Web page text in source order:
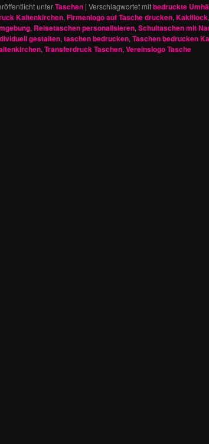
unterTaschen | Verschlagwortet mitbedruckte
Kaltenkirchen, Firmenlogo auf Tasche drucken, Kakiflock,
, Reisetaschen personalisieren, Schultaschen mit
gestalten, taschen bedrucken, Taschen bedrucken
, Transferdruck Taschen, Vereinslogo Tasche